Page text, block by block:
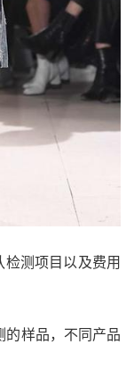
测项目以及费用
样品，不同产品